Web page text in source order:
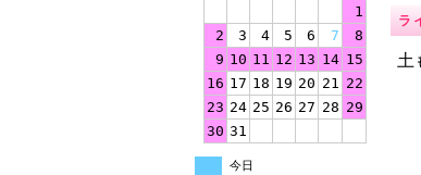
1
2
3 4 5 6 7
8
9 10 11 12 13 14 15
16 17 18 19 20 21 22
23 24 25 26 27 28 29
30 31
今日
ラ
土